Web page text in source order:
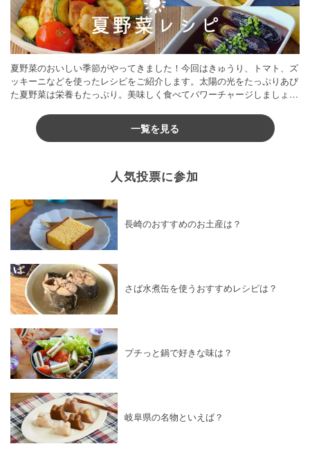
夏野菜のおいしい季節がやってきました！今回はきゅうり、トマト、ズ
ッキーニなどを使ったレシピをご紹介します。太陽の光をたっぷりあび
た夏野菜は栄養もたっぷり。美味しく食べてパワーチャージしましょう
一覧を見る
人気投票に参加
長崎のおすすめのお土産は？
さば水煮缶を使うおすすめレシピは？
プチっと鍋で好きな味は？
岐阜県の名物といえば？